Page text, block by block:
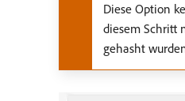
Diese Option
diesem Schritt
gehasht